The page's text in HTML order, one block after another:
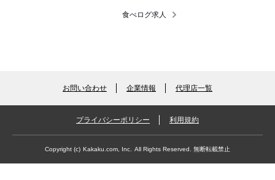
食べログ求人
お問い合わせ 企業情報 代理店一覧
プライバシーポリシー 利用規約
Copyright (c) Kakaku.com, Inc. All Rights Reserved. 無断転載禁止